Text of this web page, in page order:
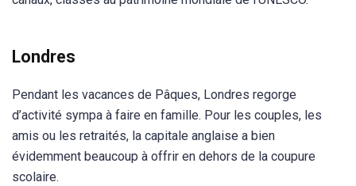
Londres
Pendant les vacances de Pâques, Londres regorge
d’activité sympa à faire en famille. Pour les couples, les
amis ou les retraités, la capitale anglaise a bien
évidemment beaucoup à offrir en dehors de la coupure
scolaire.